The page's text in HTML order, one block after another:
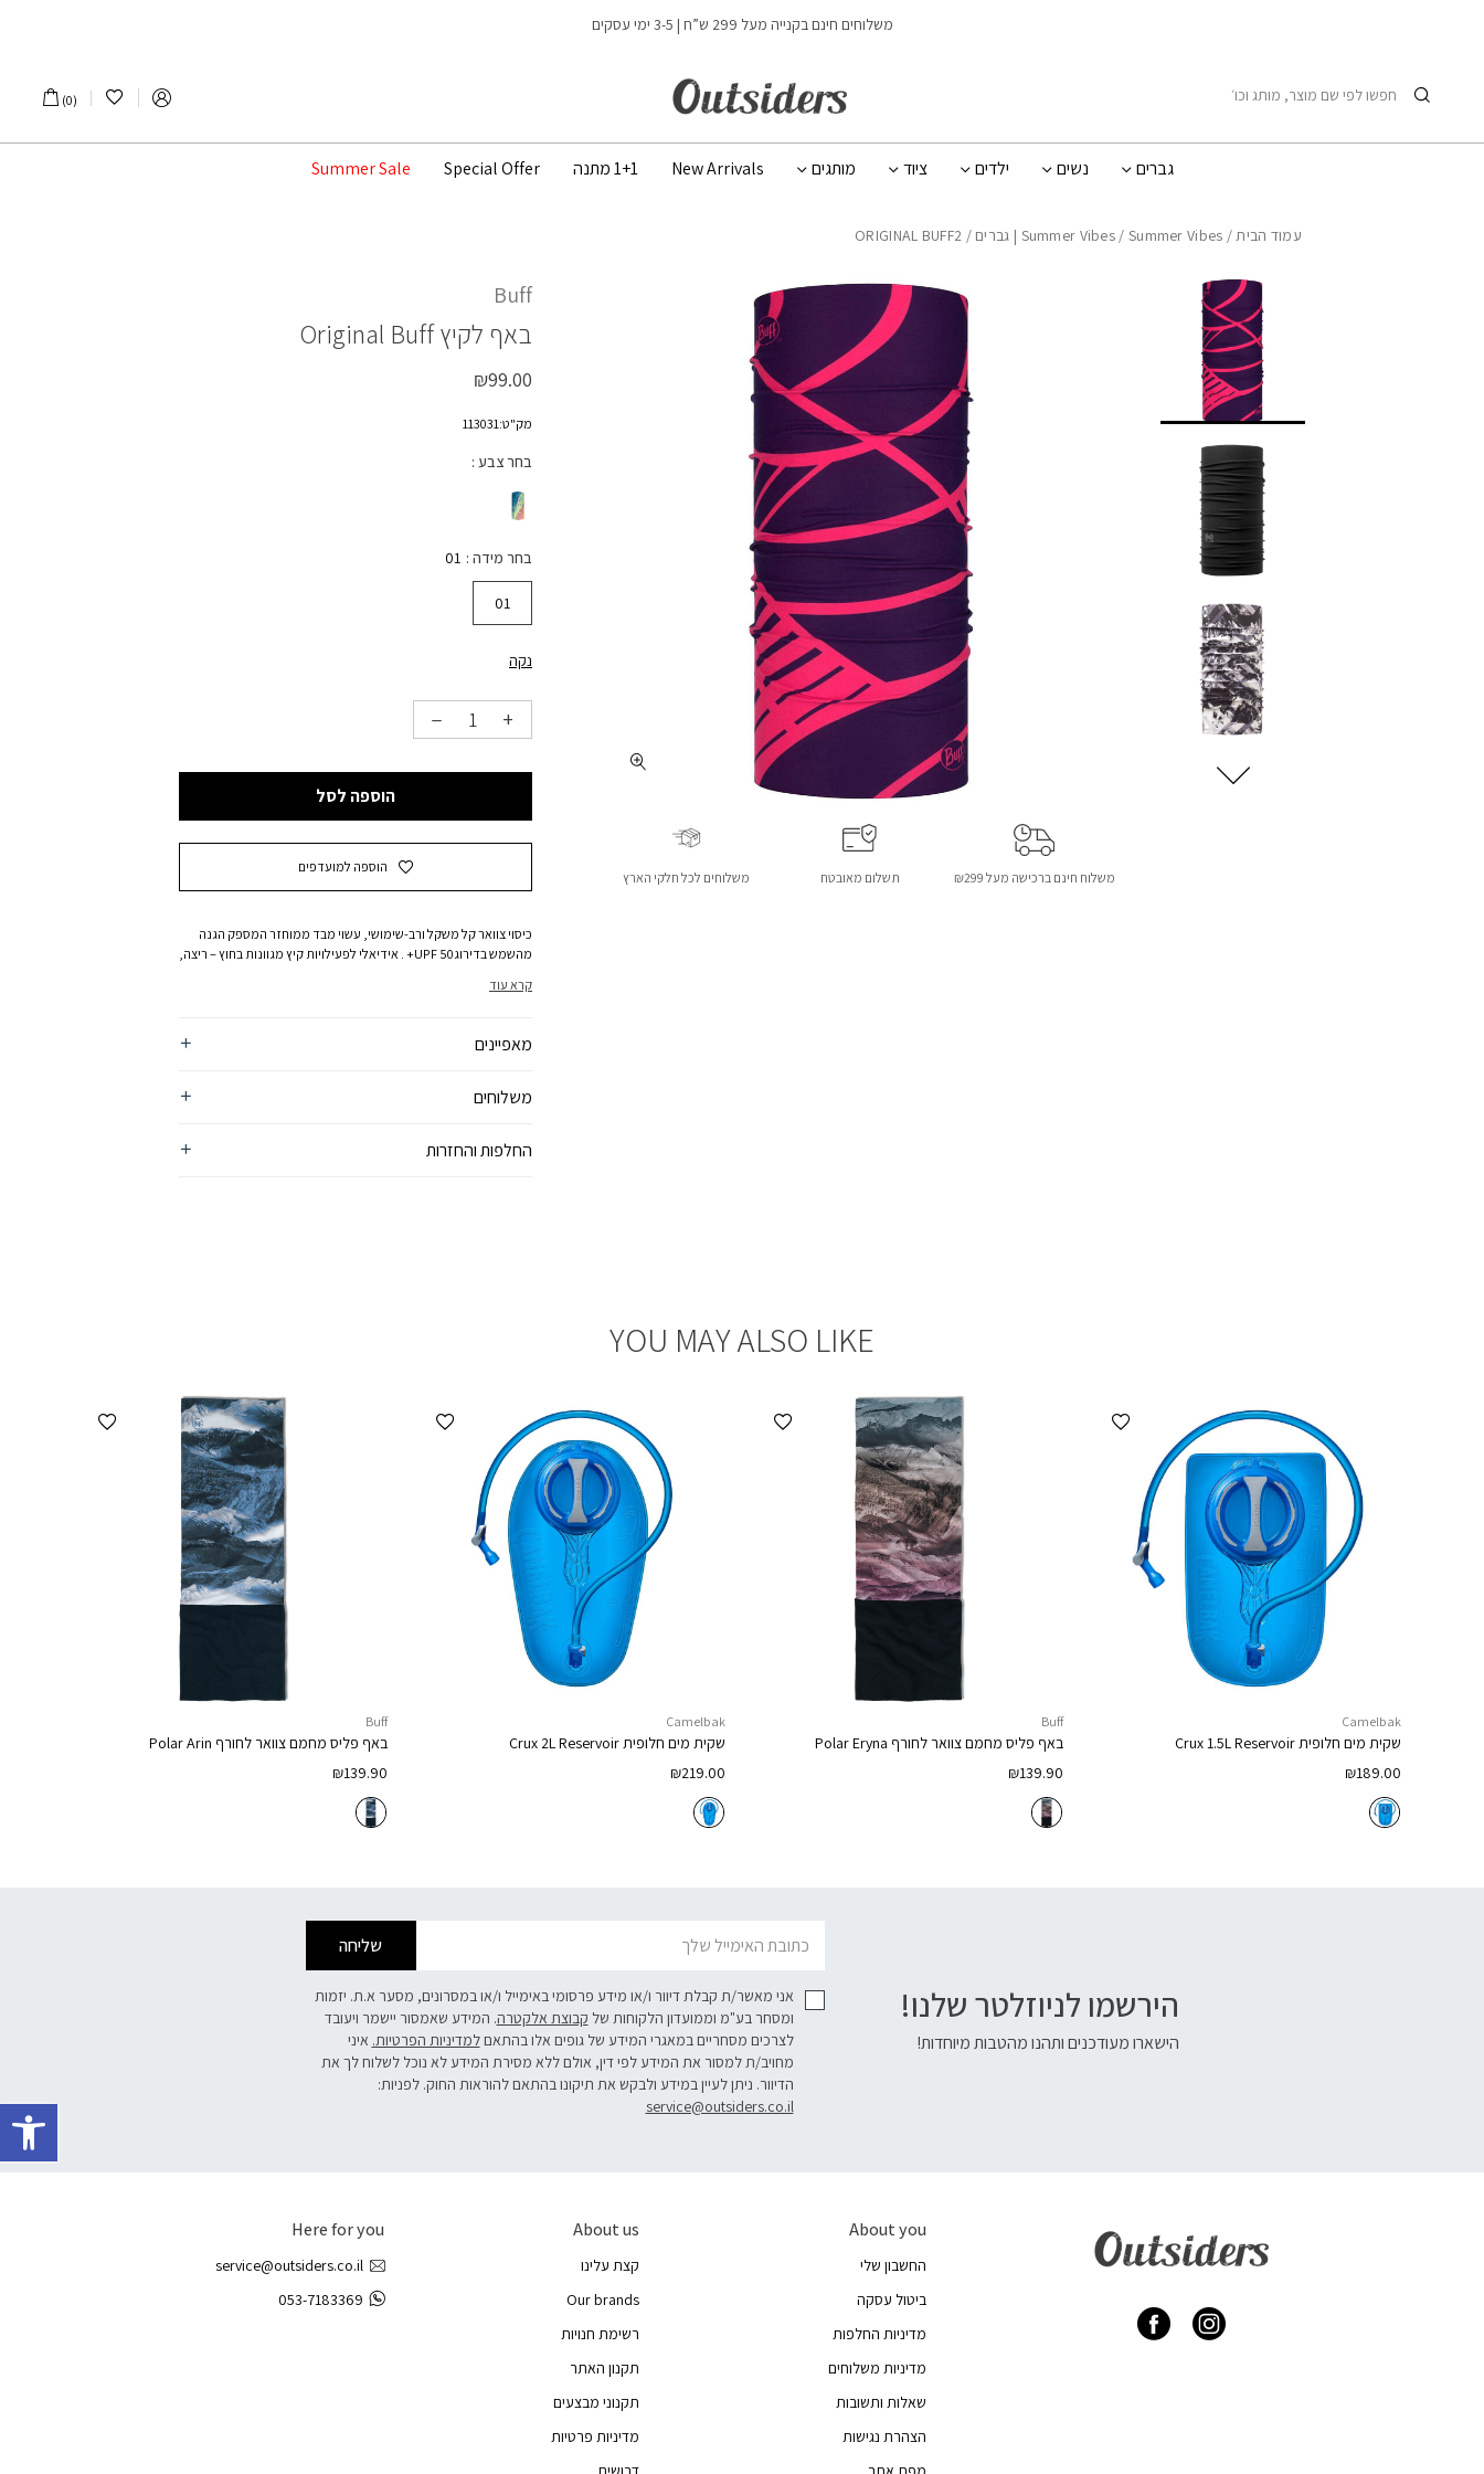
משלוחים חינם בקנייה מעל 299 ש”ח | 3-5 ימי עסקים
הרשימה שלי
0
חיפוש
גברים נשים ילדים ציוד מותגים New Arrivals 1+1 מתנה Special Offer
Summer Sale
עמוד הבית/
Summer Vibes / Summer Vibes | גברים / ORIGINAL BUFF2
Buff
באף לקיץOriginal Buff
₪99.00
מק"ט:113031
בחר צבע
בחר מידה 01
01
נקה
הוספה לסל
הוספה למועדפים
כיסוי צוואר קל משקל ורב-שימושי, עשוי מבד ממוחזר המספק הגנה
מהשמש בדירוגUPF 50+ . אידיאלי לפעילויות קיץ מגוונות בחוץ – ריצה,
לסביבה שעשוי ברובו מבקבוקי פלסטיק ממוחזרים. כחלק מהמחויבות
קרא עוד
מאפיינים
משלוחים
החלפות והחזרות
משלוח חינם ברכישה מעל ₪299 תשלום מאובטח משלוחים לכל חלקי הארץ
YOU MAY ALSO LIKE
הוספה למועדפים
Camelbak
שקית מים חלופיתCrux 1.5L Reservoir
₪189.00
הוספה למועדפים
Buff
באף פליס מחמם צוואר לחורף Polar Eryna
₪139.90
הוספה למועדפים
Camelbak
שקית מים חלופיתCrux 2L Reservoir
₪219.00
הוספה למועדפים
Buff
באף פליס מחמם צוואר לחורף Polar Arin
₪139.90
הירשמו לניוזלטר שלנו!
הישארו מעודכנים ותהנו מהטבות מיוחדות!
שליחה
אני מאשר/ת קבלת דיוור ו/או מידע פרסומי באימייל ו/או במסרונים, מסער א.ת. יזמות
ומסחר בע"מ וממועדון הלקוחות של קבוצת אלקטרה. המידע שאמסור יישמר ויעובד
לצרכים מסחריים במאגרי המידע של גופים אלו בהתאםלמדיניות הפרטיות. איני
מחויב/ת למסור את המידע לפי דין, אולם ללא מסירת המידע לא נוכל לשלוח לך את
הדיוור. ניתן לעיין במידע ולבקש את תיקונו בהתאם להוראות החוק. לפניות:
service@outsiders.co.il
About you
החשבון שלי
ביטול עסקה
מדיניות החלפות
מדיניות משלוחים
שאלות ותשובות
הצהרת נגישות
About us
קצת עלינו
Our brands
רשימת חנויות
תקנון האתר
תקנוני מבצעים
מדיניות פרטיות
Here for you
service@outsiders.co.il
053-7183369